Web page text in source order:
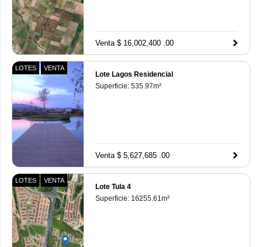
Venta $ 16,002,400 .00
LOTES VENTA
Lote Lagos Residencial
Superficie: 535.97m²
Venta $ 5,627,685 .00
LOTES VENTA
Lote Tula 4
Superficie: 16255.61 m²